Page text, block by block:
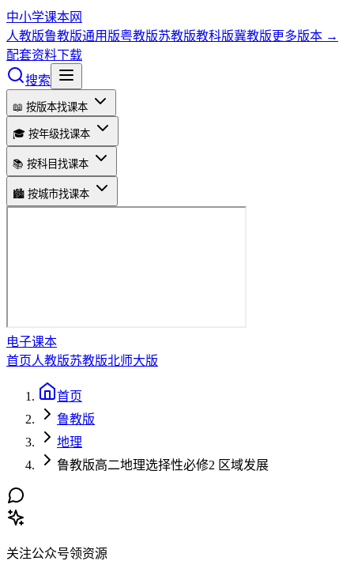
中小学课本网
人教版鲁教版通用版粤教版苏教版教科版冀教版更多版本 →
配套资料下载
搜索
📖 按版本找课本
🎓 按年级找课本
📚 按科目找课本
🏙️ 按城市找课本
电子课本
首页人教版苏教版北师大版
首页
鲁教版
地理
鲁教版高二地理选择性必修2 区域发展
关注公众号领资源